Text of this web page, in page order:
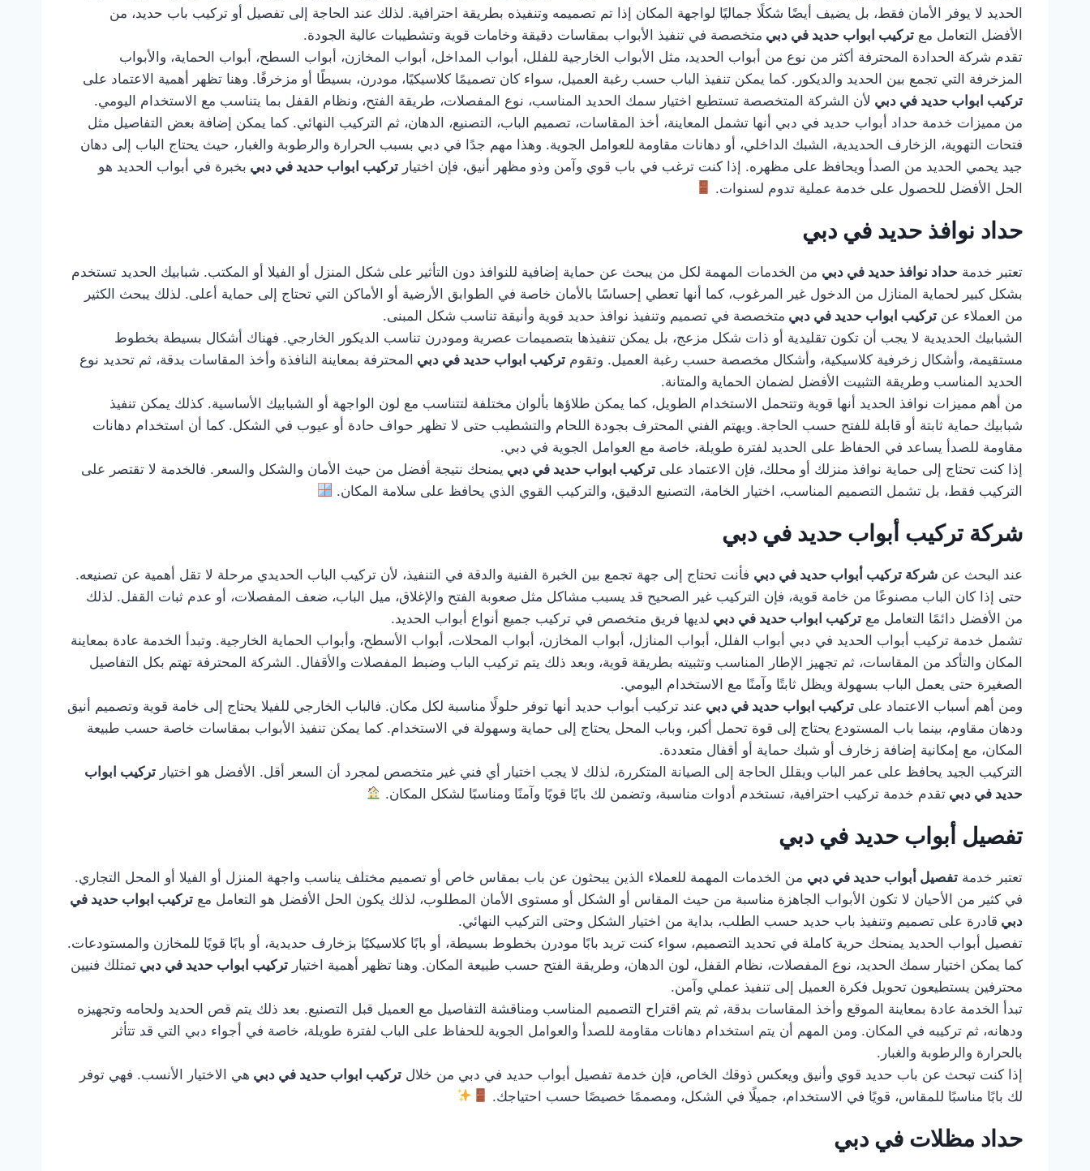
الحديد لا يوفر الأمان فقط، بل يضيف أيضًا شكلًا جماليًا لواجهة المكان إذا تم تصميمه وتنفيذه بطريقة احترافية. لذلك عند الحاجة إلى تفصيل أو تركيب باب حديد، من
الأفضل التعامل مع تركيب ابواب حديد في دبي متخصصة في تنفيذ الأبواب بمقاسات دقيقة وخامات قوية وتشطيبات عالية الجودة.
تقدم شركة الحدادة المحترفة أكثر من نوع من أبواب الحديد، مثل الأبواب الخارجية للفلل، أبواب المداخل، أبواب المخازن، أبواب السطح، أبواب الحماية، والأبواب
المزخرفة التي تجمع بين الحديد والديكور. كما يمكن تنفيذ الباب حسب رغبة العميل، سواء كان تصميمًا كلاسيكيًا، مودرن، بسيطًا أو مزخرفًا. وهنا تظهر أهمية الاعتماد على
تركيب ابواب حديد في دبي لأن الشركة المتخصصة تستطيع اختيار سمك الحديد المناسب، نوع المفصلات، طريقة الفتح، ونظام القفل بما يتناسب مع الاستخدام اليومي.
من مميزات خدمة حداد أبواب حديد في دبي أنها تشمل المعاينة، أخذ المقاسات، تصميم الباب، التصنيع، الدهان، ثم التركيب النهائي. كما يمكن إضافة بعض التفاصيل مثل
فتحات التهوية، الزخارف الحديدية، الشبك الداخلي، أو دهانات مقاومة للعوامل الجوية. وهذا مهم جدًا في دبي بسبب الحرارة والرطوبة والغبار، حيث يحتاج الباب إلى دهان
جيد يحمي الحديد من الصدأ ويحافظ على مظهره. إذا كنت ترغب في باب قوي وآمن وذو مظهر أنيق، فإن اختيار تركيب ابواب حديد في دبي بخبرة في أبواب الحديد هو
الحل الأفضل للحصول على خدمة عملية تدوم لسنوات.
حداد نوافذ حديد في دبي
تعتبر خدمة حداد نوافذ حديد في دبي من الخدمات المهمة لكل من يبحث عن حماية إضافية للنوافذ دون التأثير على شكل المنزل أو الفيلا أو المكتب. شبابيك الحديد تستخدم
بشكل كبير لحماية المنازل من الدخول غير المرغوب، كما أنها تعطي إحساسًا بالأمان خاصة في الطوابق الأرضية أو الأماكن التي تحتاج إلى حماية أعلى. لذلك يبحث الكثير
من العملاء عن تركيب ابواب حديد في دبي متخصصة في تصميم وتنفيذ نوافذ حديد قوية وأنيقة تناسب شكل المبنى.
الشبابيك الحديدية لا يجب أن تكون تقليدية أو ذات شكل مزعج، بل يمكن تنفيذها بتصميمات عصرية ومودرن تناسب الديكور الخارجي. فهناك أشكال بسيطة بخطوط
مستقيمة، وأشكال زخرفية كلاسيكية، وأشكال مخصصة حسب رغبة العميل. وتقوم تركيب ابواب حديد في دبي المحترفة بمعاينة النافذة وأخذ المقاسات بدقة، ثم تحديد نوع
الحديد المناسب وطريقة التثبيت الأفضل لضمان الحماية والمتانة.
من أهم مميزات نوافذ الحديد أنها قوية وتتحمل الاستخدام الطويل، كما يمكن طلاؤها بألوان مختلفة لتتناسب مع لون الواجهة أو الشبابيك الأساسية. كذلك يمكن تنفيذ
شبابيك حماية ثابتة أو قابلة للفتح حسب الحاجة. ويهتم الفني المحترف بجودة اللحام والتشطيب حتى لا تظهر حواف حادة أو عيوب في الشكل. كما أن استخدام دهانات
مقاومة للصدأ يساعد في الحفاظ على الحديد لفترة طويلة، خاصة مع العوامل الجوية في دبي.
إذا كنت تحتاج إلى حماية نوافذ منزلك أو محلك، فإن الاعتماد على تركيب ابواب حديد في دبي يمنحك نتيجة أفضل من حيث الأمان والشكل والسعر. فالخدمة لا تقتصر على
التركيب فقط، بل تشمل التصميم المناسب، اختيار الخامة، التصنيع الدقيق، والتركيب القوي الذي يحافظ على سلامة المكان.
شركة تركيب أبواب حديد في دبي
عند البحث عن شركة تركيب أبواب حديد في دبي فأنت تحتاج إلى جهة تجمع بين الخبرة الفنية والدقة في التنفيذ، لأن تركيب الباب الحديدي مرحلة لا تقل أهمية عن تصنيعه.
حتى إذا كان الباب مصنوعًا من خامة قوية، فإن التركيب غير الصحيح قد يسبب مشاكل مثل صعوبة الفتح والإغلاق، ميل الباب، ضعف المفصلات، أو عدم ثبات القفل. لذلك
من الأفضل دائمًا التعامل مع تركيب ابواب حديد في دبي لديها فريق متخصص في تركيب جميع أنواع أبواب الحديد.
تشمل خدمة تركيب أبواب الحديد في دبي أبواب الفلل، أبواب المنازل، أبواب المخازن، أبواب المحلات، أبواب الأسطح، وأبواب الحماية الخارجية. وتبدأ الخدمة عادة بمعاينة
المكان والتأكد من المقاسات، ثم تجهيز الإطار المناسب وتثبيته بطريقة قوية، وبعد ذلك يتم تركيب الباب وضبط المفصلات والأقفال. الشركة المحترفة تهتم بكل التفاصيل
الصغيرة حتى يعمل الباب بسهولة ويظل ثابتًا وآمنًا مع الاستخدام اليومي.
ومن أهم أسباب الاعتماد على تركيب ابواب حديد في دبي عند تركيب أبواب حديد أنها توفر حلولًا مناسبة لكل مكان. فالباب الخارجي للفيلا يحتاج إلى خامة قوية وتصميم أنيق
ودهان مقاوم، بينما باب المستودع يحتاج إلى قوة تحمل أكبر، وباب المحل يحتاج إلى حماية وسهولة في الاستخدام. كما يمكن تنفيذ الأبواب بمقاسات خاصة حسب طبيعة
المكان، مع إمكانية إضافة زخارف أو شبك حماية أو أقفال متعددة.
التركيب الجيد يحافظ على عمر الباب ويقلل الحاجة إلى الصيانة المتكررة، لذلك لا يجب اختيار أي فني غير متخصص لمجرد أن السعر أقل. الأفضل هو اختيار تركيب ابواب
حديد في دبي تقدم خدمة تركيب احترافية، تستخدم أدوات مناسبة، وتضمن لك بابًا قويًا وآمنًا ومناسبًا لشكل المكان.
تفصيل أبواب حديد في دبي
تعتبر خدمة تفصيل أبواب حديد في دبي من الخدمات المهمة للعملاء الذين يبحثون عن باب بمقاس خاص أو تصميم مختلف يناسب واجهة المنزل أو الفيلا أو المحل التجاري.
في كثير من الأحيان لا تكون الأبواب الجاهزة مناسبة من حيث المقاس أو الشكل أو مستوى الأمان المطلوب، لذلك يكون الحل الأفضل هو التعامل مع تركيب ابواب حديد في
دبي قادرة على تصميم وتنفيذ باب حديد حسب الطلب، بداية من اختيار الشكل وحتى التركيب النهائي.
تفصيل أبواب الحديد يمنحك حرية كاملة في تحديد التصميم، سواء كنت تريد بابًا مودرن بخطوط بسيطة، أو بابًا كلاسيكيًا بزخارف حديدية، أو بابًا قويًا للمخازن والمستودعات.
كما يمكن اختيار سمك الحديد، نوع المفصلات، نظام القفل، لون الدهان، وطريقة الفتح حسب طبيعة المكان. وهنا تظهر أهمية اختيار تركيب ابواب حديد في دبي تمتلك فنيين
محترفين يستطيعون تحويل فكرة العميل إلى تنفيذ عملي وآمن.
تبدأ الخدمة عادة بمعاينة الموقع وأخذ المقاسات بدقة، ثم يتم اقتراح التصميم المناسب ومناقشة التفاصيل مع العميل قبل التصنيع. بعد ذلك يتم قص الحديد ولحامه وتجهيزه
ودهانه، ثم تركيبه في المكان. ومن المهم أن يتم استخدام دهانات مقاومة للصدأ والعوامل الجوية للحفاظ على الباب لفترة طويلة، خاصة في أجواء دبي التي قد تتأثر
بالحرارة والرطوبة والغبار.
إذا كنت تبحث عن باب حديد قوي وأنيق ويعكس ذوقك الخاص، فإن خدمة تفصيل أبواب حديد في دبي من خلال تركيب ابواب حديد في دبي هي الاختيار الأنسب. فهي توفر
لك بابًا مناسبًا للمقاس، قويًا في الاستخدام، جميلًا في الشكل، ومصممًا خصيصًا حسب احتياجك.
حداد مظلات في دبي